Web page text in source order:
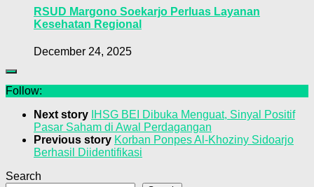
RSUD Margono Soekarjo Perluas Layanan
Kesehatan Regional
December 24, 2025
Follow:
Next story IHSG BEI Dibuka Menguat, Sinyal Positif
Pasar Saham di Awal Perdagangan
Previous story Korban Ponpes Al-Khoziny Sidoarjo
Berhasil Diidentifikasi
Search